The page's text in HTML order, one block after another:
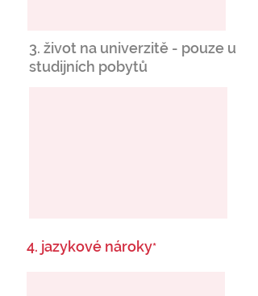
3. život na univerzitě - pouze u
studijních pobytů
4. jazykové nároky*